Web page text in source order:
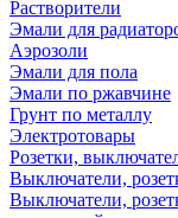
Растворители
Эмали для
Аэрозоли
Эмали для пола
Эмали по ржавчине
Грунт по металлу
Электротовары
Розетки,
Выключатели,
Выключатели,